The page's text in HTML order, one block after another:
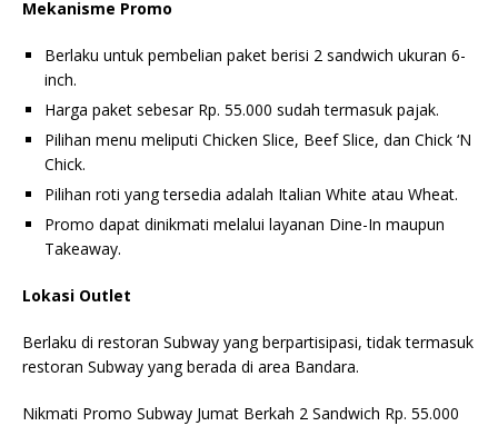
Mekanisme Promo
Berlaku untuk pembelian paket berisi 2 sandwich ukuran 6-
inch.
Harga paket sebesar Rp. 55.000 sudah termasuk pajak.
Pilihan menu meliputi Chicken Slice, Beef Slice, dan Chick ‘N
Chick.
Pilihan roti yang tersedia adalah Italian White atau Wheat.
Promo dapat dinikmati melalui layanan Dine-In maupun
Takeaway.
Lokasi Outlet
Berlaku di restoran Subway yang berpartisipasi, tidak termasuk
restoran Subway yang berada di area Bandara.
Nikmati Promo Subway Jumat Berkah 2 Sandwich Rp. 55.000